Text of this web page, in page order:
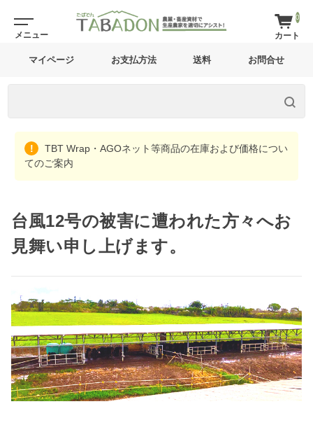
0
マイページ お支払方法 送料 お問合せ
TBT Wrap・AGOネット等商品の在庫および価格につい
てのご案内
台風12号の被害に遭われた方々へお
見舞い申し上げます。